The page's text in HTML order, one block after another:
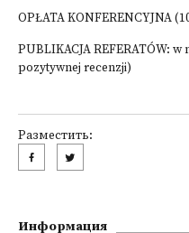
OPŁATA KONFERENCYJNA
PUBLIKACJA REFERATÓW:
pozytywnej recenzji)
Разместить:
Информация